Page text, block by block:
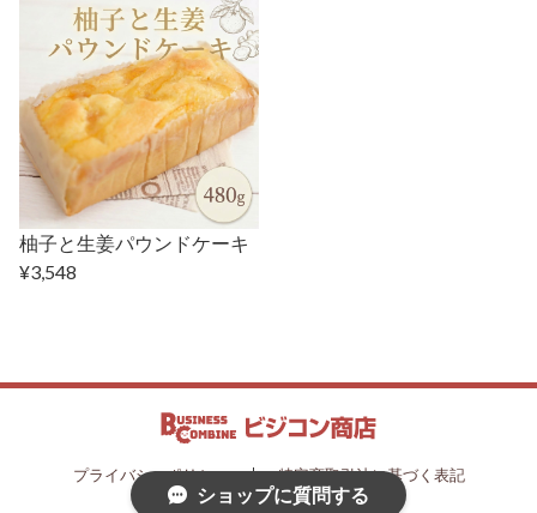
柚子と生姜パウンドケーキ
¥3,548
プライバシーポリシー 特定商取引法に基づく表記
ショップに質問する